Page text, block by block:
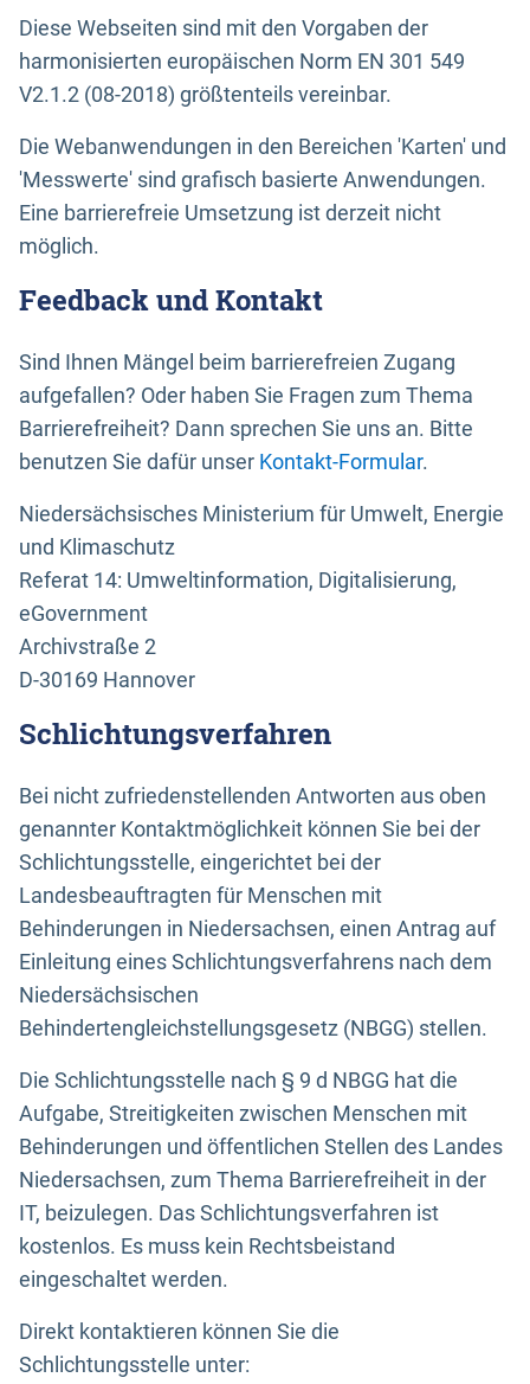
Diese Webseiten sind mit den Vorgaben der
harmonisierten europäischen Norm EN 301 549
V2.1.2 (08-2018) größtenteils vereinbar.
Die Webanwendungen in den Bereichen 'Karten' und
'Messwerte' sind grafisch basierte Anwendungen.
Eine barrierefreie Umsetzung ist derzeit nicht
möglich.
Feedback und Kontakt
Sind Ihnen Mängel beim barrierefreien Zugang
aufgefallen? Oder haben Sie Fragen zum Thema
Barrierefreiheit? Dann sprechen Sie uns an. Bitte
benutzen Sie dafür unser Kontakt-Formular.
Niedersächsisches Ministerium für Umwelt, Energie
und Klimaschutz
Referat 14: Umweltinformation, Digitalisierung,
eGovernment
Archivstraße 2
D-30169 Hannover
Schlichtungsverfahren
Bei nicht zufriedenstellenden Antworten aus oben
genannter Kontaktmöglichkeit können Sie bei der
Schlichtungsstelle, eingerichtet bei der
Landesbeauftragten für Menschen mit
Behinderungen in Niedersachsen, einen Antrag auf
Einleitung eines Schlichtungsverfahrens nach dem
Niedersächsischen
Behindertengleichstellungsgesetz (NBGG) stellen.
Die Schlichtungsstelle nach § 9 d NBGG hat die
Aufgabe, Streitigkeiten zwischen Menschen mit
Behinderungen und öffentlichen Stellen des Landes
Niedersachsen, zum Thema Barrierefreiheit in der
IT, beizulegen. Das Schlichtungsverfahren ist
kostenlos. Es muss kein Rechtsbeistand
eingeschaltet werden.
Direkt kontaktieren können Sie die
Schlichtungsstelle unter: